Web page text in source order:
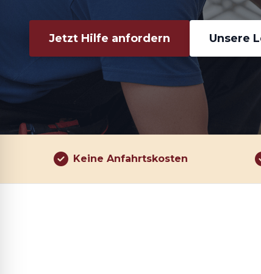
Jetzt Hilfe anfordern Unsere
Keine Anfahrtskosten